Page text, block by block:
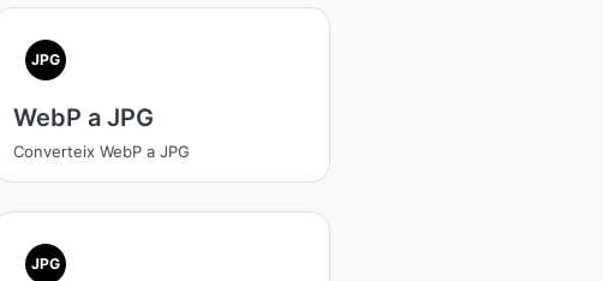
JPG
WebP a JPG
Converteix WebP a JPG
JPG